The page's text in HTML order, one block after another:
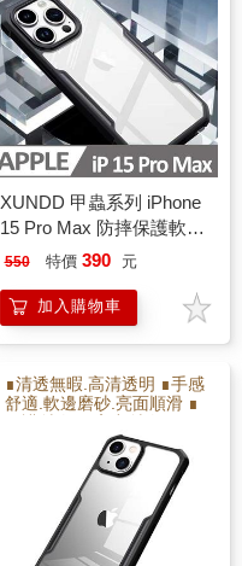
XUNDD 甲蟲系列 iPhone
15 Pro Max 防摔保護軟殼
炫酷黑
550 特價 390 元
加入購物車
∎清透無暇.高清透明 ∎手感
舒適.軟邊磨砂.亮面順滑 ∎
M ∎防撞耐摔.增加氣囊瓦
解充擊力 ∎軟硬雙倍保護